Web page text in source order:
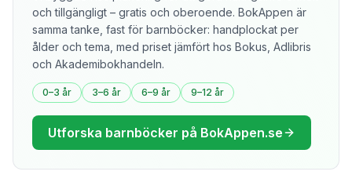
och tillgängligt – gratis och oberoende. BokAppen är
samma tanke, fast för barnböcker: handplockat per
ålder och tema, med priset jämfört hos Bokus, Adlibris
och Akademibokhandeln.
0–3 år 3–6 år 6–9 år 9–12 år
Utforska barnböcker på BokAppen.se